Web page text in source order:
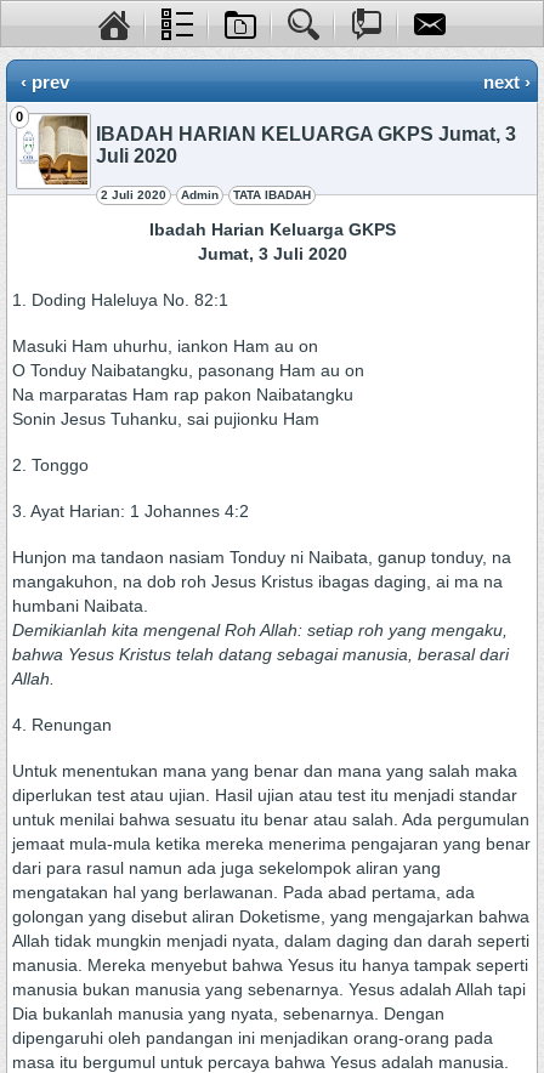
‹ prev next ›
0
IBADAH HARIAN KELUARGA GKPS Jumat, 3
Juli 2020
2 Juli 2020 Admin TATA IBADAH
Ibadah Harian Keluarga GKPS
Jumat, 3 Juli 2020
1. Doding Haleluya No. 82:1
Masuki Ham uhurhu, iankon Ham au on
O Tonduy Naibatangku, pasonang Ham au on
Na marparatas Ham rap pakon Naibatangku
Sonin Jesus Tuhanku, sai pujionku Ham
2. Tonggo
3. Ayat Harian: 1 Johannes 4:2
Hunjon ma tandaon nasiam Tonduy ni Naibata, ganup tonduy, na
mangakuhon, na dob roh Jesus Kristus ibagas daging, ai ma na
humbani Naibata.
Demikianlah kita mengenal Roh Allah: setiap roh yang mengaku,
bahwa Yesus Kristus telah datang sebagai manusia, berasal dari
Allah.
4. Renungan
Untuk menentukan mana yang benar dan mana yang salah maka
diperlukan test atau ujian. Hasil ujian atau test itu menjadi standar
untuk menilai bahwa sesuatu itu benar atau salah. Ada pergumulan
jemaat mula-mula ketika mereka menerima pengajaran yang benar
dari para rasul namun ada juga sekelompok aliran yang
mengatakan hal yang berlawanan. Pada abad pertama, ada
golongan yang disebut aliran Doketisme, yang mengajarkan bahwa
Allah tidak mungkin menjadi nyata, dalam daging dan darah seperti
manusia. Mereka menyebut bahwa Yesus itu hanya tampak seperti
manusia bukan manusia yang sebenarnya. Yesus adalah Allah tapi
Dia bukanlah manusia yang nyata, sebenarnya. Dengan
dipengaruhi oleh pandangan ini menjadikan orang-orang pada
masa itu bergumul untuk percaya bahwa Yesus adalah manusia.